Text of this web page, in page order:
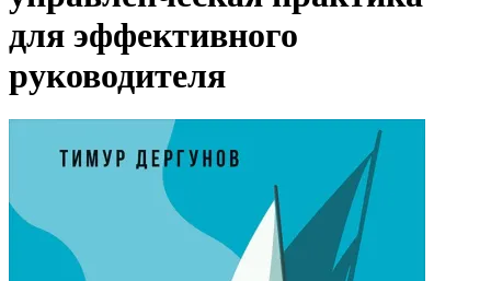
для эффективного
руководителя